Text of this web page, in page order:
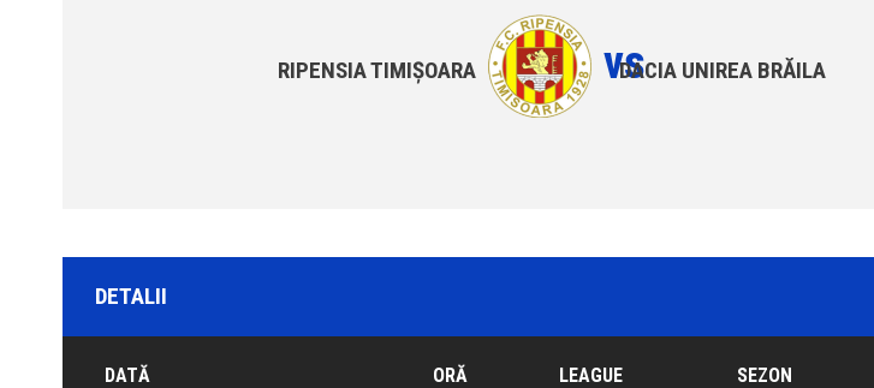
RIPENSIA TIMIȘOARA vs
DACIA UNIREA BRĂILA
DETALII
DATĂ ORĂ LEAGUE SEZON